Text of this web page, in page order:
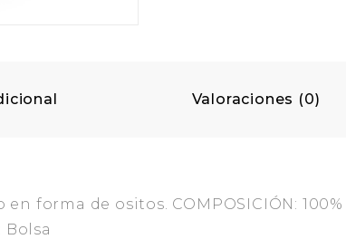
Valoraciones (0)
forma de ositos. COMPOSICIÓN: 100%
Bolsa